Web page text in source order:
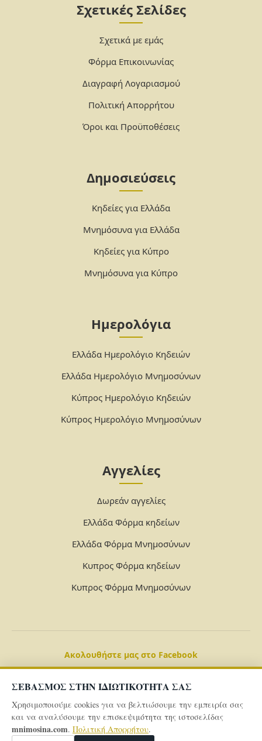
ΣΕΒΑΣΜΟΣ ΣΤΗΝ ΙΔΙΩΤΙΚΟΤΗΤΑ ΣΑΣ
Χρησιμοποιούμε cookies για να βελτιώσουμε την εμπειρία σας
και να αναλύσουμε την επισκεψιμότητα της ιστοσελίδας
mnimosina.com. Πολιτική Απορρήτου.
Σχετικές Σελίδες
Σχετικά με εμάς
Φόρμα Επικοινωνίας
Διαγραφή Λογαριασμού
Πολιτική Απορρήτου
Όροι και Προϋποθέσεις
Δημοσιεύσεις
Κηδείες για Ελλάδα
Μνημόσυνα για Ελλάδα
Κηδείες για Κύπρο
Μνημόσυνα για Κύπρο
Ημερολόγια
Ελλάδα Ημερολόγιο Κηδειών
Ελλάδα Ημερολόγιο Μνημοσύνων
Κύπρος Ημερολόγιο Κηδειών
Κύπρος Ημερολόγιο Μνημοσύνων
Αγγελίες
Δωρεάν αγγελίες
Ελλάδα Φόρμα κηδείων
Ελλάδα Φόρμα Μνημοσύνων
Κυπρος Φόρμα κηδείων
Κυπρος Φόρμα Μνημοσύνων
Ακολουθήστε μας στο Facebook